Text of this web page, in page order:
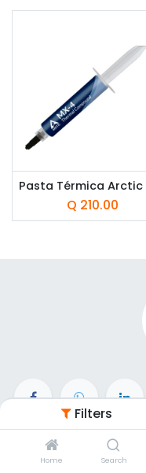
Filters
Home Search
Q 210.00
Enlaces de Interés